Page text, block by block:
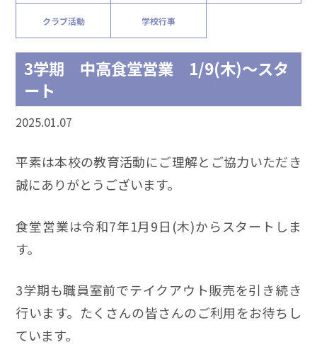
クラブ活動 学校行事
3学期 中高食堂営業 1/9(木)～スタ
ート
2025.01.07
平素は本校の教育活動にご理解とご協力いただき
誠にありがとうございます。
食堂営業は令和7年1月9日(木)からスタートしま
す。
3学期も職員室前でテイクアウト販売を引き続き
行います。たくさんの皆さんのご利用をお待ちし
ています。